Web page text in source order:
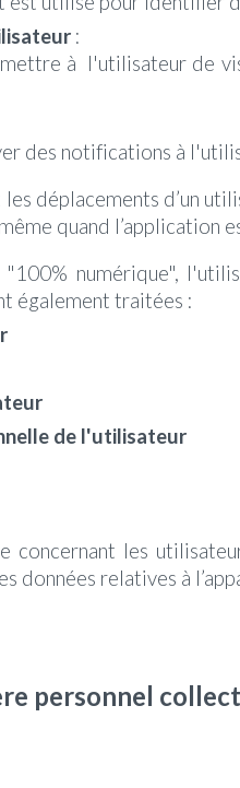
:
à l'utilisateur de
des notifications à
déplacements d’un
quand l’application
numérique",
également traitées :
de l'utilisateur
concernant les
données relatives à
personnel